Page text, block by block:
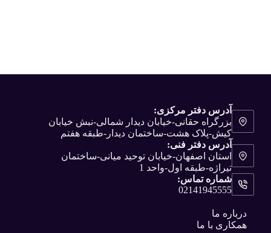
آدرس دفتر مرکزی:
بزرگراه حقانی-خیابان دیدار شمالی-نبش خیابان
کیش-پلاک هشت-ساختمان دیدار-طبقه هفتم
آدرس دفتر فنی:
استان اصفهان-خیابان توحید میانی-ساختمان
تیراژه-طبقه اول-واحد 1
شماره تماس:
02141945555
درباره ما
همکاری با ما